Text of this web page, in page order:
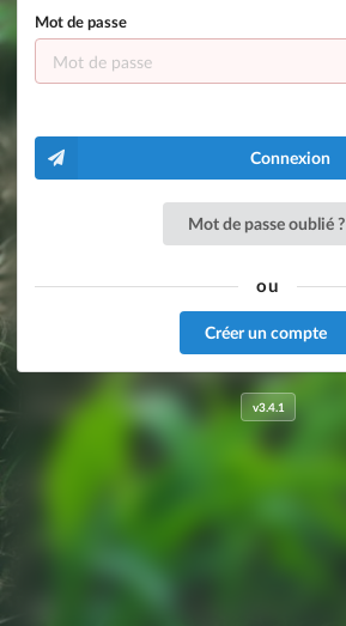
Mot de passe
Connexion
Mot de passe oublié ?
ou
Créer un compte
v3.4.1